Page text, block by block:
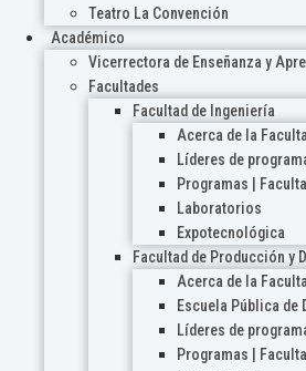
Teatro La Convención
Académico
Vicerrectora de Enseñanza y
Facultades
Facultad de Ingeniería
Acerca de la
Líderes de
Programas |
Laboratorios
Expotecnológica
Facultad de Producción y
Acerca de la
Escuela Pública de
Líderes de
Programas |